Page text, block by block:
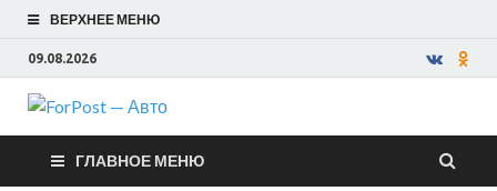
ВЕРХНЕЕ МЕНЮ
09.08.2026
ForPost —
ГЛАВНОЕ МЕНЮ